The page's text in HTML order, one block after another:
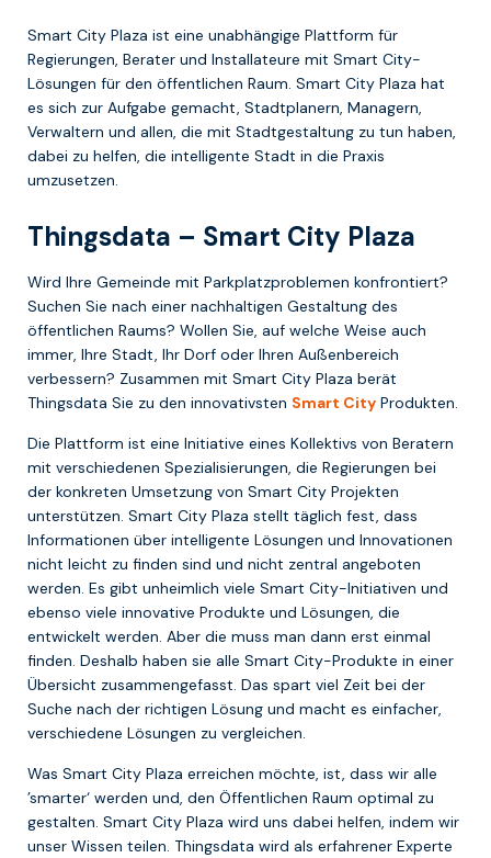
Smart City Plaza ist eine unabhängige Plattform für
Regierungen, Berater und Installateure mit Smart City-
Lösungen für den öffentlichen Raum. Smart City Plaza hat
es sich zur Aufgabe gemacht, Stadtplanern, Managern,
Verwaltern und allen, die mit Stadtgestaltung zu tun haben,
dabei zu helfen, die intelligente Stadt in die Praxis
umzusetzen.
Thingsdata – Smart City Plaza
Wird Ihre Gemeinde mit Parkplatzproblemen konfrontiert?
Suchen Sie nach einer nachhaltigen Gestaltung des
öffentlichen Raums? Wollen Sie, auf welche Weise auch
immer, Ihre Stadt, Ihr Dorf oder Ihren Außenbereich
verbessern? Zusammen mit Smart City Plaza berät
Thingsdata Sie zu den innovativsten Smart City Produkten.
Die Plattform ist eine Initiative eines Kollektivs von Beratern
mit verschiedenen Spezialisierungen, die Regierungen bei
der konkreten Umsetzung von Smart City Projekten
unterstützen. Smart City Plaza stellt täglich fest, dass
Informationen über intelligente Lösungen und Innovationen
nicht leicht zu finden sind und nicht zentral angeboten
werden. Es gibt unheimlich viele Smart City-Initiativen und
ebenso viele innovative Produkte und Lösungen, die
entwickelt werden. Aber die muss man dann erst einmal
finden. Deshalb haben sie alle Smart City-Produkte in einer
Übersicht zusammengefasst. Das spart viel Zeit bei der
Suche nach der richtigen Lösung und macht es einfacher,
verschiedene Lösungen zu vergleichen.
Was Smart City Plaza erreichen möchte, ist, dass wir alle
’smarter‘ werden und, den Öffentlichen Raum optimal zu
gestalten. Smart City Plaza wird uns dabei helfen, indem wir
unser Wissen teilen. Thingsdata wird als erfahrener Experte